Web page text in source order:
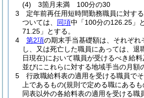
(4)
3箇月未満 100分の30
3
定年前再任用短時間勤務職員に対する
ついては、 同項中「100分の126.25」
71.25」とする。
4
第2項の期末手当基礎額は、それぞれ
し、又は死亡した職員にあっては、退
日現在)において職員が受けるべき給
並びにこれらに対する地域手当の月額
5
行政職給料表の適用を受ける職員で
上であるもの(規則で定める職にある
同表以外の各給料表の適用を受ける職